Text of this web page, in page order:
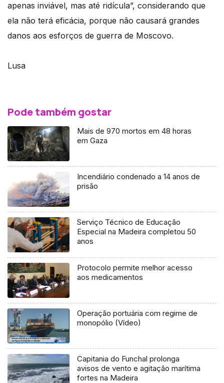
apenas inviável, mas até ridícula”, considerando que
ela não terá eficácia, porque não causará grandes
danos aos esforços de guerra de Moscovo.
Lusa
Pode também gostar
Mais de 970 mortos em 48 horas
em Gaza
Incendiário condenado a 14 anos de
prisão
Serviço Técnico de Educação
Especial na Madeira completou 50
anos
Protocolo permite melhor acesso
aos medicamentos
Operação portuária com regime de
monopólio (Vídeo)
Capitania do Funchal prolonga
avisos de vento e agitação marítima
fortes na Madeira